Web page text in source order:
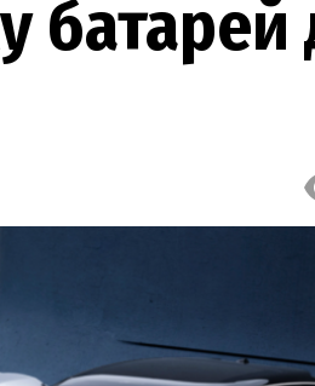
батарей